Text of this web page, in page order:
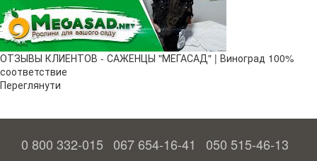
ОТЗЫВЫ КЛИЕНТОВ - САЖЕНЦЫ "МЕГАСАД" | Виноград 100%
соответствие
Переглянути
0 800 332-015 067 654-16-41
050 515-46-13